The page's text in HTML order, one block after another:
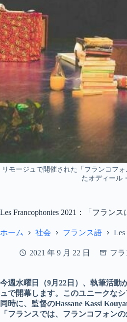
リモージュで開催された「フランコフ
たオディール
Les Francophonies 2021：「フラン
ホーム 社会 フランス語
2021 年 9 月 22 日 フ
今週水曜日（9月22日）、執筆活動
ュで開幕します。このユニークな
同時に、監督のHassane Kassi
「フランスでは、フランコフォン